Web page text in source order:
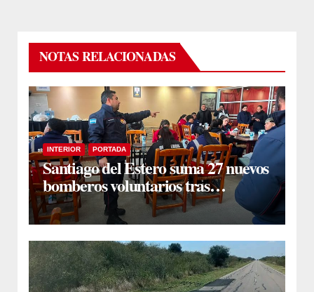
NOTAS RELACIONADAS
INTERIOR PORTADA
Santiago del Estero suma 27 nuevos
bomberos voluntarios tras
completar su ciclo formativo en
Forres